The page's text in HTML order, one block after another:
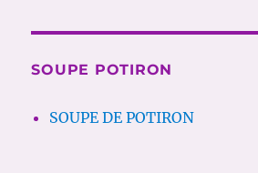
SOUPE POTIRON
SOUPE DE POTIRON